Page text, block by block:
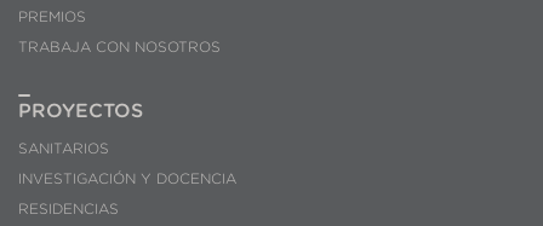
PREMIOS
TRABAJA CON NOSOTROS
PROYECTOS
SANITARIOS
INVESTIGACIÓN Y DOCENCIA
RESIDENCIAS